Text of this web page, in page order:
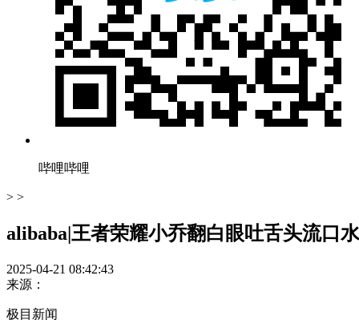
哔哩哔哩
> >
alibaba|王者荣耀小乔翻白眼吐舌头流口
2025-04-21 08:42:43
来源：
极目新闻